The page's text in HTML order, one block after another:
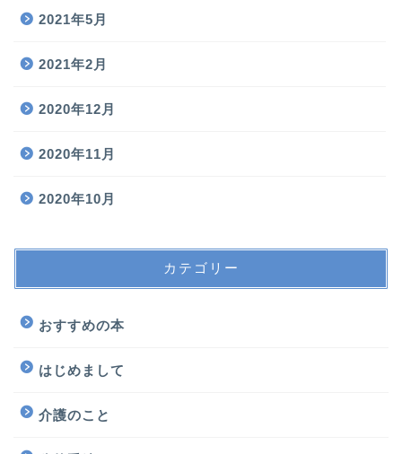
2021年5月
2021年2月
2020年12月
2020年11月
2020年10月
カテゴリー
おすすめの本
はじめまして
介護のこと